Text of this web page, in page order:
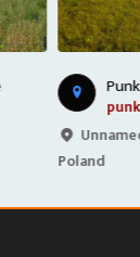
Poland